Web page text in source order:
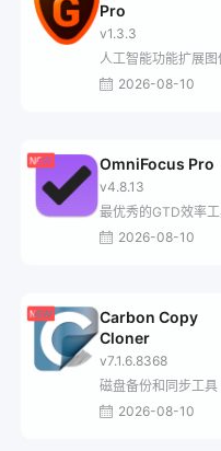
Pro
v1.3.3
人工智能功能扩展图
2026-08-10
OmniFocus Pro
v4.8.13
最优秀的GTD效率
2026-08-10
Carbon Copy
Cloner
v7.1.6.8368
磁盘备份和同步工具
2026-08-10